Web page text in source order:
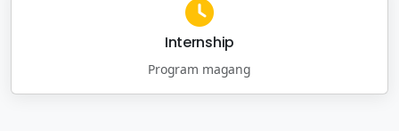
Internship
Program magang